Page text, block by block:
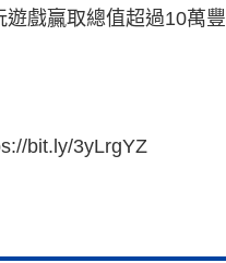
遊戲贏取總值超過10萬
bit.ly/3yLrgYZ